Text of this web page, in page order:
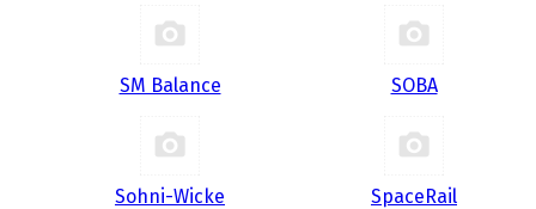
SM Balance SOBA
Sohni-Wicke SpaceRail